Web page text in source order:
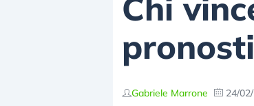
Chi
Gabriele Marrone 24/